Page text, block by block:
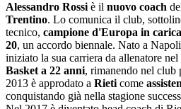
Alessandro Rossi è il nuovo coach
Trentino. Lo comunica il club,
tecnico, campione d'Europa in
20, un accordo biennale. Nato a
iniziato la sua carriera da allenatore
Basket a 22 anni, rimanendo nel club
2013 è approdato a Rieti come
conquistando già nella stagione